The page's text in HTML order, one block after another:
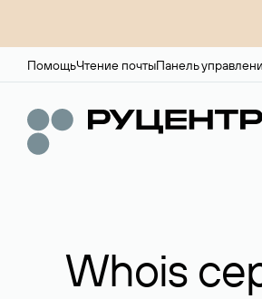
ПомощьЧтение почтыПанель
Whois